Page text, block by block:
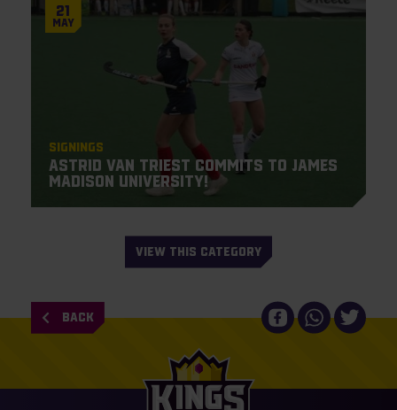
21
May
Signings
Astrid van Triest commits to James
Madison University!
VIEW THIS CATEGORY
BACK